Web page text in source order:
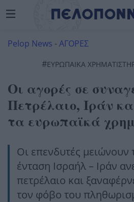
Pelop News -ΑΓΟΡΕΣ
#ΕΥΡΩΠΑΙΚΑ
Οι αγορές σε
Πετρέλαιο, Ιράν
τα ευρωπαϊκά
Οι επενδυτές μειώνουν
ένταση Ισραήλ – Ιράν
πετρέλαιο και
τον φόβο του